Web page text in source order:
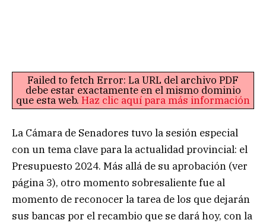
Failed to fetch Error: La URL del archivo PDF
debe estar exactamente en el mismo dominio
que esta web. Haz clic aquí para más información
La Cámara de Senadores tuvo la sesión especial
con un tema clave para la actualidad provincial: el
Presupuesto 2024. Más allá de su aprobación (ver
página 3), otro momento sobresaliente fue al
momento de reconocer la tarea de los que dejarán
sus bancas por el recambio que se dará hoy, con la